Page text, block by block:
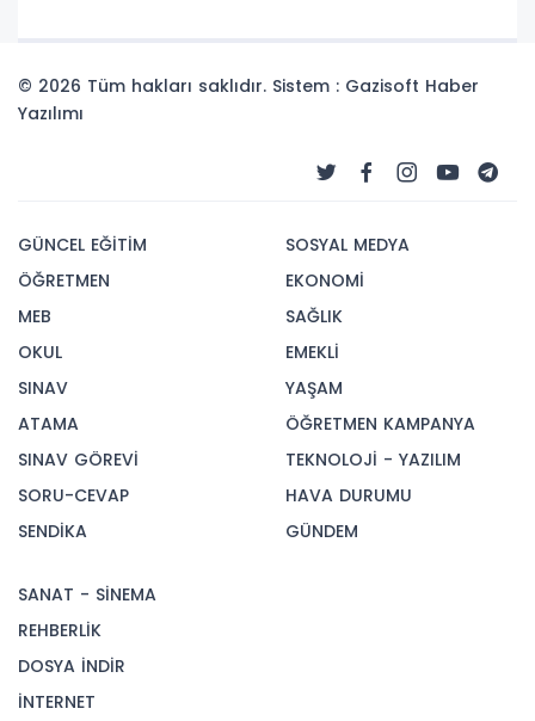
© 2026 Tüm hakları saklıdır. Sistem : Gazisoft Haber
Yazılımı
GÜNCEL EĞİTİM
ÖĞRETMEN
MEB
OKUL
SINAV
ATAMA
SINAV GÖREVİ
SORU-CEVAP
SENDİKA
SOSYAL MEDYA
EKONOMİ
SAĞLIK
EMEKLİ
YAŞAM
ÖĞRETMEN KAMPANYA
TEKNOLOJİ - YAZILIM
HAVA DURUMU
GÜNDEM
SANAT - SİNEMA
REHBERLİK
DOSYA İNDİR
İNTERNET